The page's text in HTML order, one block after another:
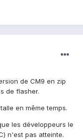
de CM9 en zip
de flasher.
en même temps.
les développeurs le
n'est pas atteinte.